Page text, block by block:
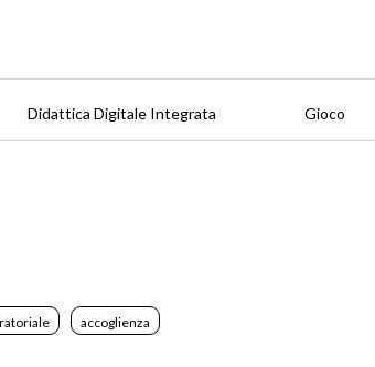
Didattica Digitale Integrata Gioco
accoglienza